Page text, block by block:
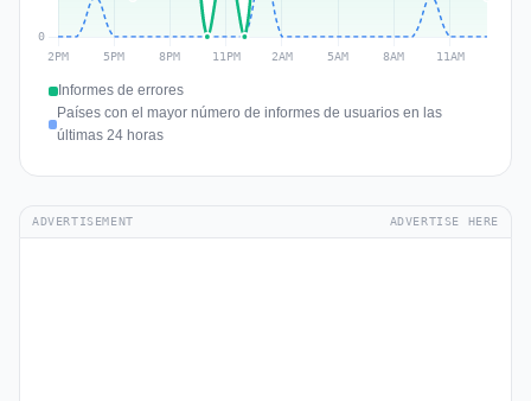
Informes de errores
Países con el mayor número de informes de usuarios en las
últimas 24 horas
ADVERTISEMENT ADVERTISE HERE